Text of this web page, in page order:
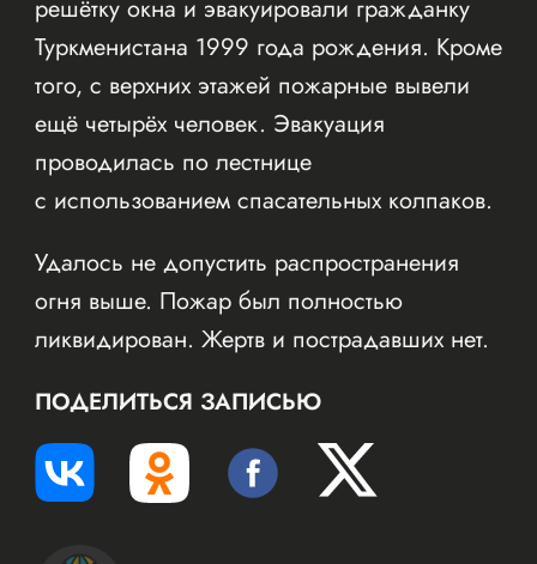
решётку окна и эвакуировали гражданку
Туркменистана 1999 года рождения. Кроме
того, с верхних этажей пожарные вывели
ещё четырёх человек. Эвакуация
проводилась по лестнице
с использованием спасательных колпаков.
Удалось не допустить распространения
огня выше. Пожар был полностью
ликвидирован. Жертв и пострадавших нет.
ПОДЕЛИТЬСЯ ЗАПИСЬЮ